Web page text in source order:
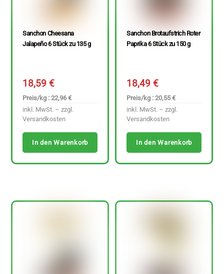
Sanchon Cheesana
Jalapeño 6 Stück zu 135 g
18,59€
Preis/kg : 22,96 €
inkl. MwSt. – zzgl.
Versandkosten
In den Warenkorb
Sanchon Brotaufstrich Roter
Paprika 6 Stück zu 150 g
18,49€
Preis/kg : 20,55 €
inkl. MwSt. – zzgl.
Versandkosten
In den Warenkorb